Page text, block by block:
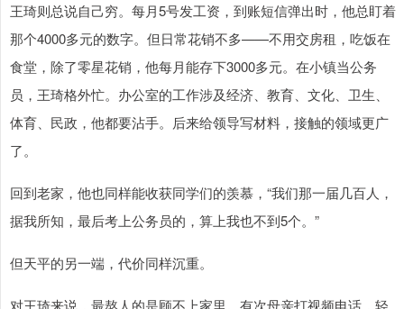
王琦则总说自己穷。每月5号发工资，到账短信弹出时，他总盯着
那个4000多元的数字。但日常花销不多——不用交房租，吃饭在
食堂，除了零星花销，他每月能存下3000多元。在小镇当公务
员，王琦格外忙。办公室的工作涉及经济、教育、文化、卫生、
体育、民政，他都要沾手。后来给领导写材料，接触的领域更广
了。
回到老家，他也同样能收获同学们的羡慕，“我们那一届几百人，
据我所知，最后考上公务员的，算上我也不到5个。”
但天平的另一端，代价同样沉重。